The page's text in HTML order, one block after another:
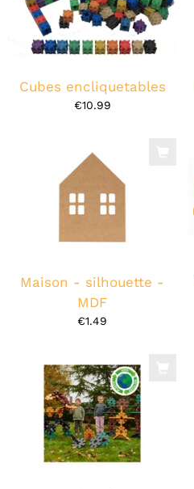
Cubes encliquetables
€10.99
Maison - silhouette -
MDF
€1.49